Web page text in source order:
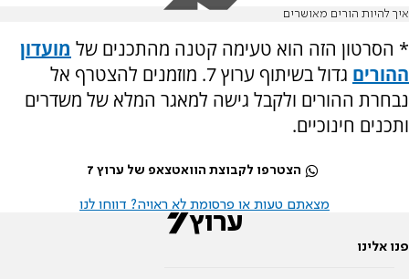
איך להיות הורים מאושרים
* הסרטון הזה הוא טעימה קטנה מהתכנים של מועדון
ההורים
גדול בשיתוף ערוץ 7. מוזמנים להצטרף אל
נבחרת ההורים ולקבל גישה למאגר המלא של משדרים
ותכנים חינוכיים.
הצטרפו לקבוצת הוואטצאפ של ערוץ 7
מצאתם טעות או פרסומת לא ראויה? דווחו לנו
פנו אלינו